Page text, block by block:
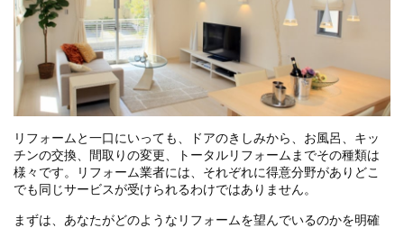
リフォームと一口にいっても、ドアのきしみから、お風呂、キッ
チンの交換、間取りの変更、トータルリフォームまでその種類は
様々です。リフォーム業者には、それぞれに得意分野がありどこ
でも同じサービスが受けられるわけではありません。
まずは、あなたがどのようなリフォームを望んでいるのかを明確